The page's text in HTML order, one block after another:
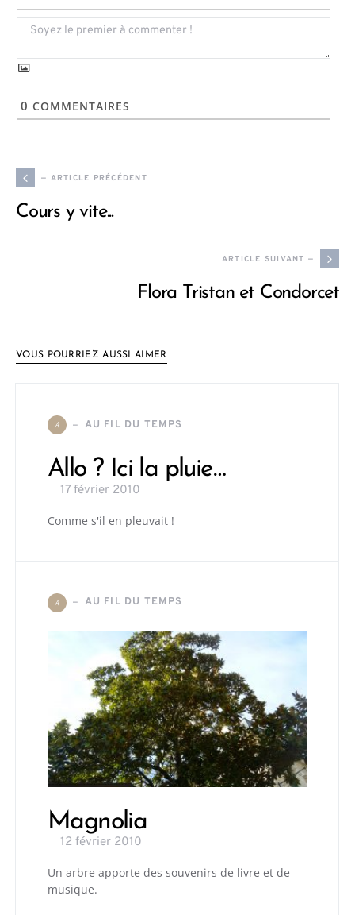
0 COMMENTAIRES
— ARTICLE PRÉCÉDENT
Cours y vite...
ARTICLE SUIVANT —
Flora Tristan et Condorcet
VOUS POURRIEZ AUSSI AIMER
A AU FIL DU TEMPS
Allo ? Ici la pluie…
17 février 2010
Comme s'il en pleuvait !
A AU FIL DU TEMPS
Magnolia
12 février 2010
Un arbre apporte des souvenirs de livre et de
musique.